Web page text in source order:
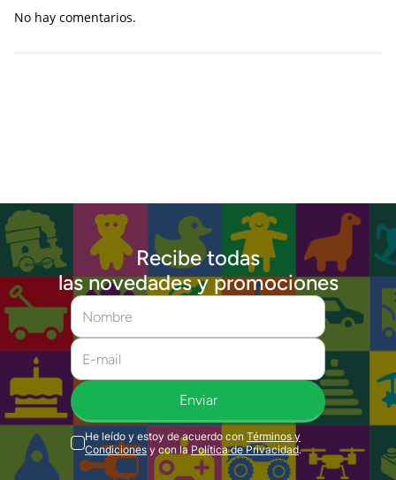
No hay comentarios.
Recibe todas
las novedades y promociones
Enviar
He leído y estoy de acuerdo con Términos y
Condiciones y con la Política de Privacidad.